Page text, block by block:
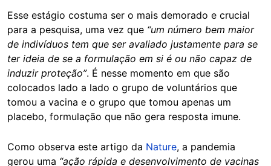
Esse estágio costuma ser o mais demorado e crucial
para a pesquisa, uma vez que “um número bem maior
de indivíduos tem que ser avaliado justamente para se
ter ideia de se a formulação em si é ou não capaz de
induzir proteção”. É nesse momento em que são
colocados lado a lado o grupo de voluntários que
tomou a vacina e o grupo que tomou apenas um
placebo, formulação que não gera resposta imune.
Como observa este artigo da Nature, a pandemia
gerou uma “ação rápida e desenvolvimento de vacinas